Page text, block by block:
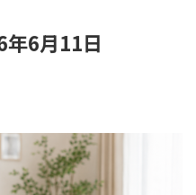
6月11日